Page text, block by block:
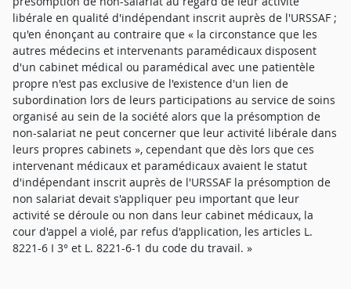
libérale en qualité d'indépendant inscrit auprès de l'URSSAF ;
qu'en énonçant au contraire que « la circonstance que les
autres médecins et intervenants paramédicaux disposent
d'un cabinet médical ou paramédical avec une patientèle
propre n'est pas exclusive de l'existence d'un lien de
subordination lors de leurs participations au service de soins
organisé au sein de la société alors que la présomption de
non-salariat ne peut concerner que leur activité libérale dans
leurs propres cabinets », cependant que dès lors que ces
intervenant médicaux et paramédicaux avaient le statut
d'indépendant inscrit auprès de l'URSSAF la présomption de
non salariat devait s'appliquer peu important que leur
activité se déroule ou non dans leur cabinet médicaux, la
cour d'appel a violé, par refus d'application, les articles L.
8221-6 I 3° et L. 8221-6-1 du code du travail. »